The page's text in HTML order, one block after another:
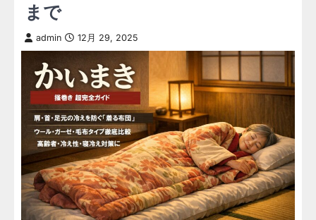
まで
admin 12月 29, 2025